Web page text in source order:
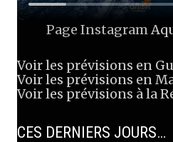
Page Instagram
Voir les prévisions en
Voir les prévisions en
Voir les prévisions à la
CES DERNIERS JOURS…